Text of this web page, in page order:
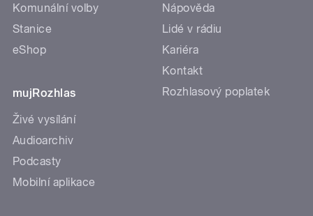
Komunální volby
Stanice
eShop
mujRozhlas
Živé vysílání
Audioarchiv
Podcasty
Mobilní aplikace
Nápověda
Lidé v rádiu
Kariéra
Kontakt
Rozhlasový poplatek